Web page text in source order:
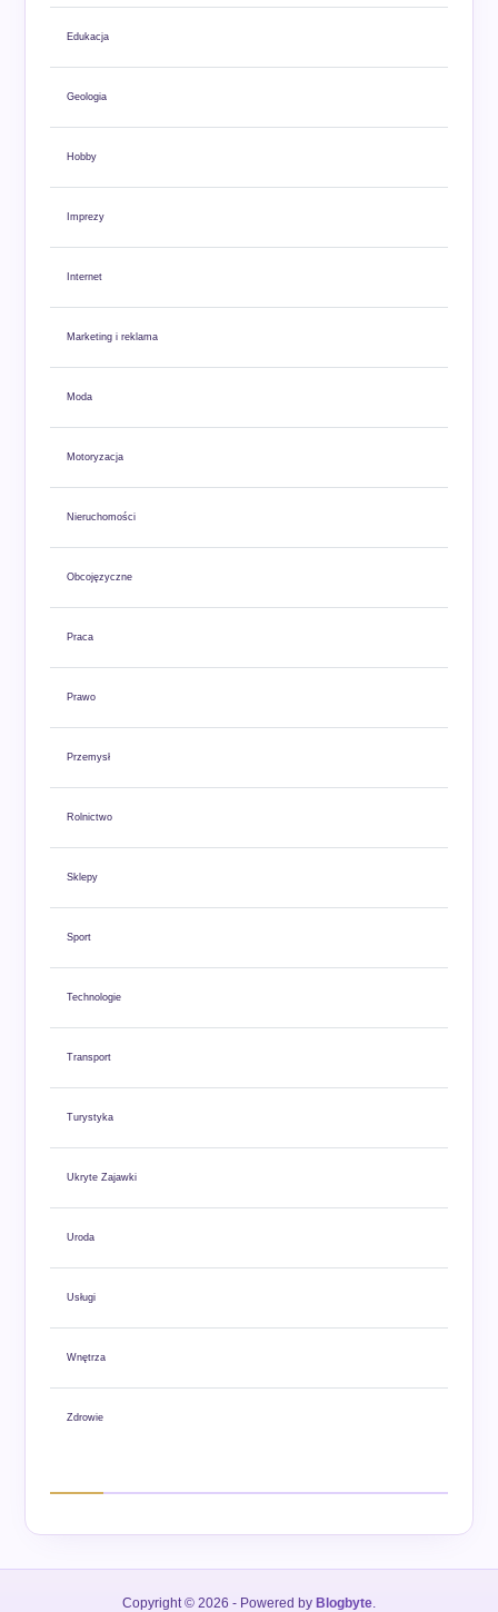
Edukacja
Geologia
Hobby
Imprezy
Internet
Marketing i reklama
Moda
Motoryzacja
Nieruchomości
Obcojęzyczne
Praca
Prawo
Przemysł
Rolnictwo
Sklepy
Sport
Technologie
Transport
Turystyka
Ukryte Zajawki
Uroda
Usługi
Wnętrza
Zdrowie
Copyright © 2026 - Powered by Blogbyte.